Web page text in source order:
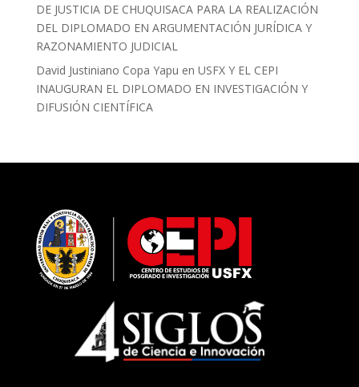
DE JUSTICIA DE CHUQUISACA PARA LA REALIZACIÓN
DEL DIPLOMADO EN ARGUMENTACIÓN JURÍDICA Y
RAZONAMIENTO JUDICIAL
David Justiniano Copa Yapu en USFX Y EL CEPI
INAUGURAN EL DIPLOMADO EN INVESTIGACIÓN Y
DIFUSIÓN CIENTÍFICA